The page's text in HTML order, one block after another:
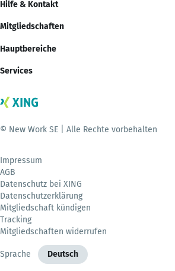
Hilfe & Kontakt
Mitgliedschaften
Hauptbereiche
Services
© New Work SE | Alle Rechte vorbehalten
Impressum
AGB
Datenschutz bei XING
Datenschutzerklärung
Mitgliedschaft kündigen
Tracking
Mitgliedschaften widerrufen
Sprache Deutsch